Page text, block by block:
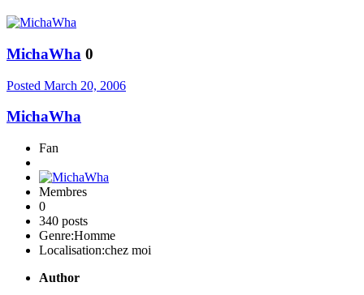
MichaWha 0
Posted March 20, 2006
MichaWha
Fan
Membres
0
340 posts
Genre:Homme
Localisation:chez moi
Author